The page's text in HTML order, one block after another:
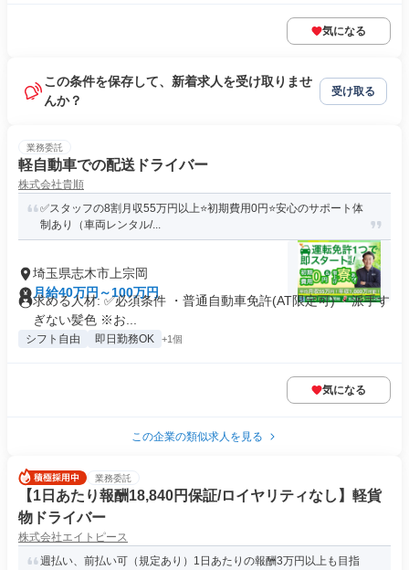
気になる
この条件を保存して、新着求人を受け取りませ
んか？
受け取る
業務委託
軽自動車での配送ドライバー
株式会社貴順
✅スタッフの8割月収55万円以上⭐️初期費用0円⭐️安心のサポート体
制あり（車両レンタル/...
埼玉県志木市上宗岡
月給40万円～100万円
求める人材: ✅️必須条件 ・普通自動車免許(AT限定可) ・派手す
ぎない髪色 ※お...
シフト自由 即日勤務OK +1個
気になる
この企業の類似求人を見る
業務委託
【1日あたり報酬18,840円保証/ロイヤリティなし】軽貨
物ドライバー
株式会社エイトピース
週払い、前払い可（規定あり）1日あたりの報酬3万円以上も目指